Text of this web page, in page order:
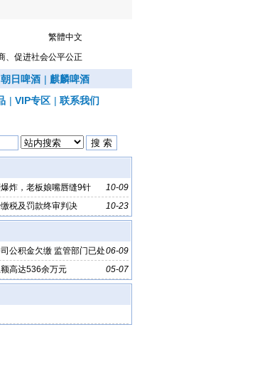
繁體中文
、促进社会公平公正
朝日啤酒 | 麒麟啤酒
| VIP专区 | 联系我们
10-09
炸，老板娘嘴唇缝9针
10-23
税及罚款终审判决
06-09
公积金欠缴 监管部门已处
05-07
高达536余万元